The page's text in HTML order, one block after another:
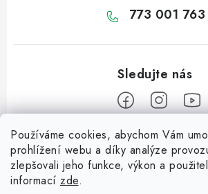
Používáme cookies, abychom Vám
prohlížení webu a díky analýze
zlepšovali jeho funkce, výkon a
informací zde.
773 001 763
Informace pro vás